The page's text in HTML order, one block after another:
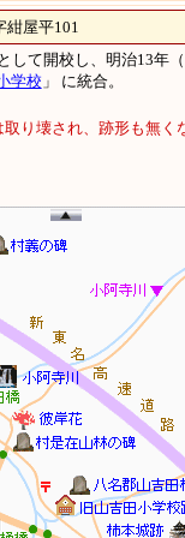
屋平101
して開校し、明治13年
学校 」 に統合。
り壊され、跡形も無く